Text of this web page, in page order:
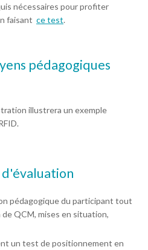
nécessaires pour profiter
faisant ce test.
pédagogiques
illustrera un exemple
pédagogique du participant tout
QCM, mises en situation,
un test de positionnement en